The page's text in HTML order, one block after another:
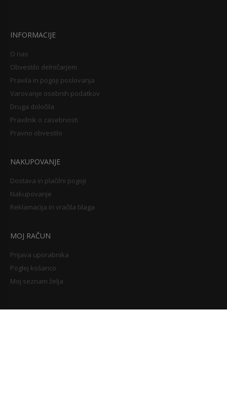
INFORMACIJE
O nas
Obvestilo delničarjem
Pravila in pogoji poslovanja
Varovanje osebnih podatkov
Druga določila
Pravilnik o zasebnosti
Pravno obvestilo
NAKUPOVANJE
Dostava in plačilni pogoji
Nakupovanje
Reklamacija in vračila blaga
MOJ RAČUN
Prijava uporabnika
Poglej košarico
Moj seznam želja